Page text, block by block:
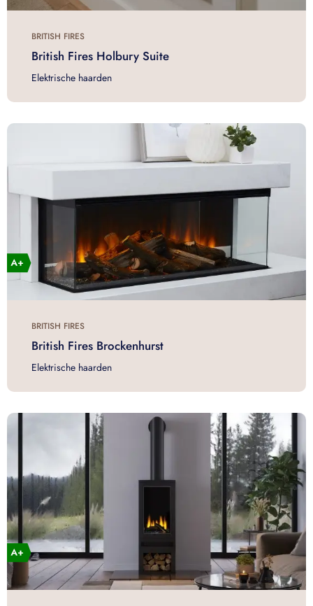
BRITISH FIRES
British Fires Holbury Suite
Elektrische haarden
BRITISH FIRES
British Fires Brockenhurst
Elektrische haarden